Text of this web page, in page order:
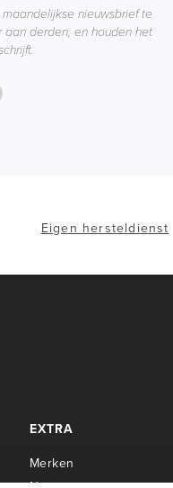
nieuwsbrief te
derden, en houden het
Eigen hersteldienst
EXTRA
Merken